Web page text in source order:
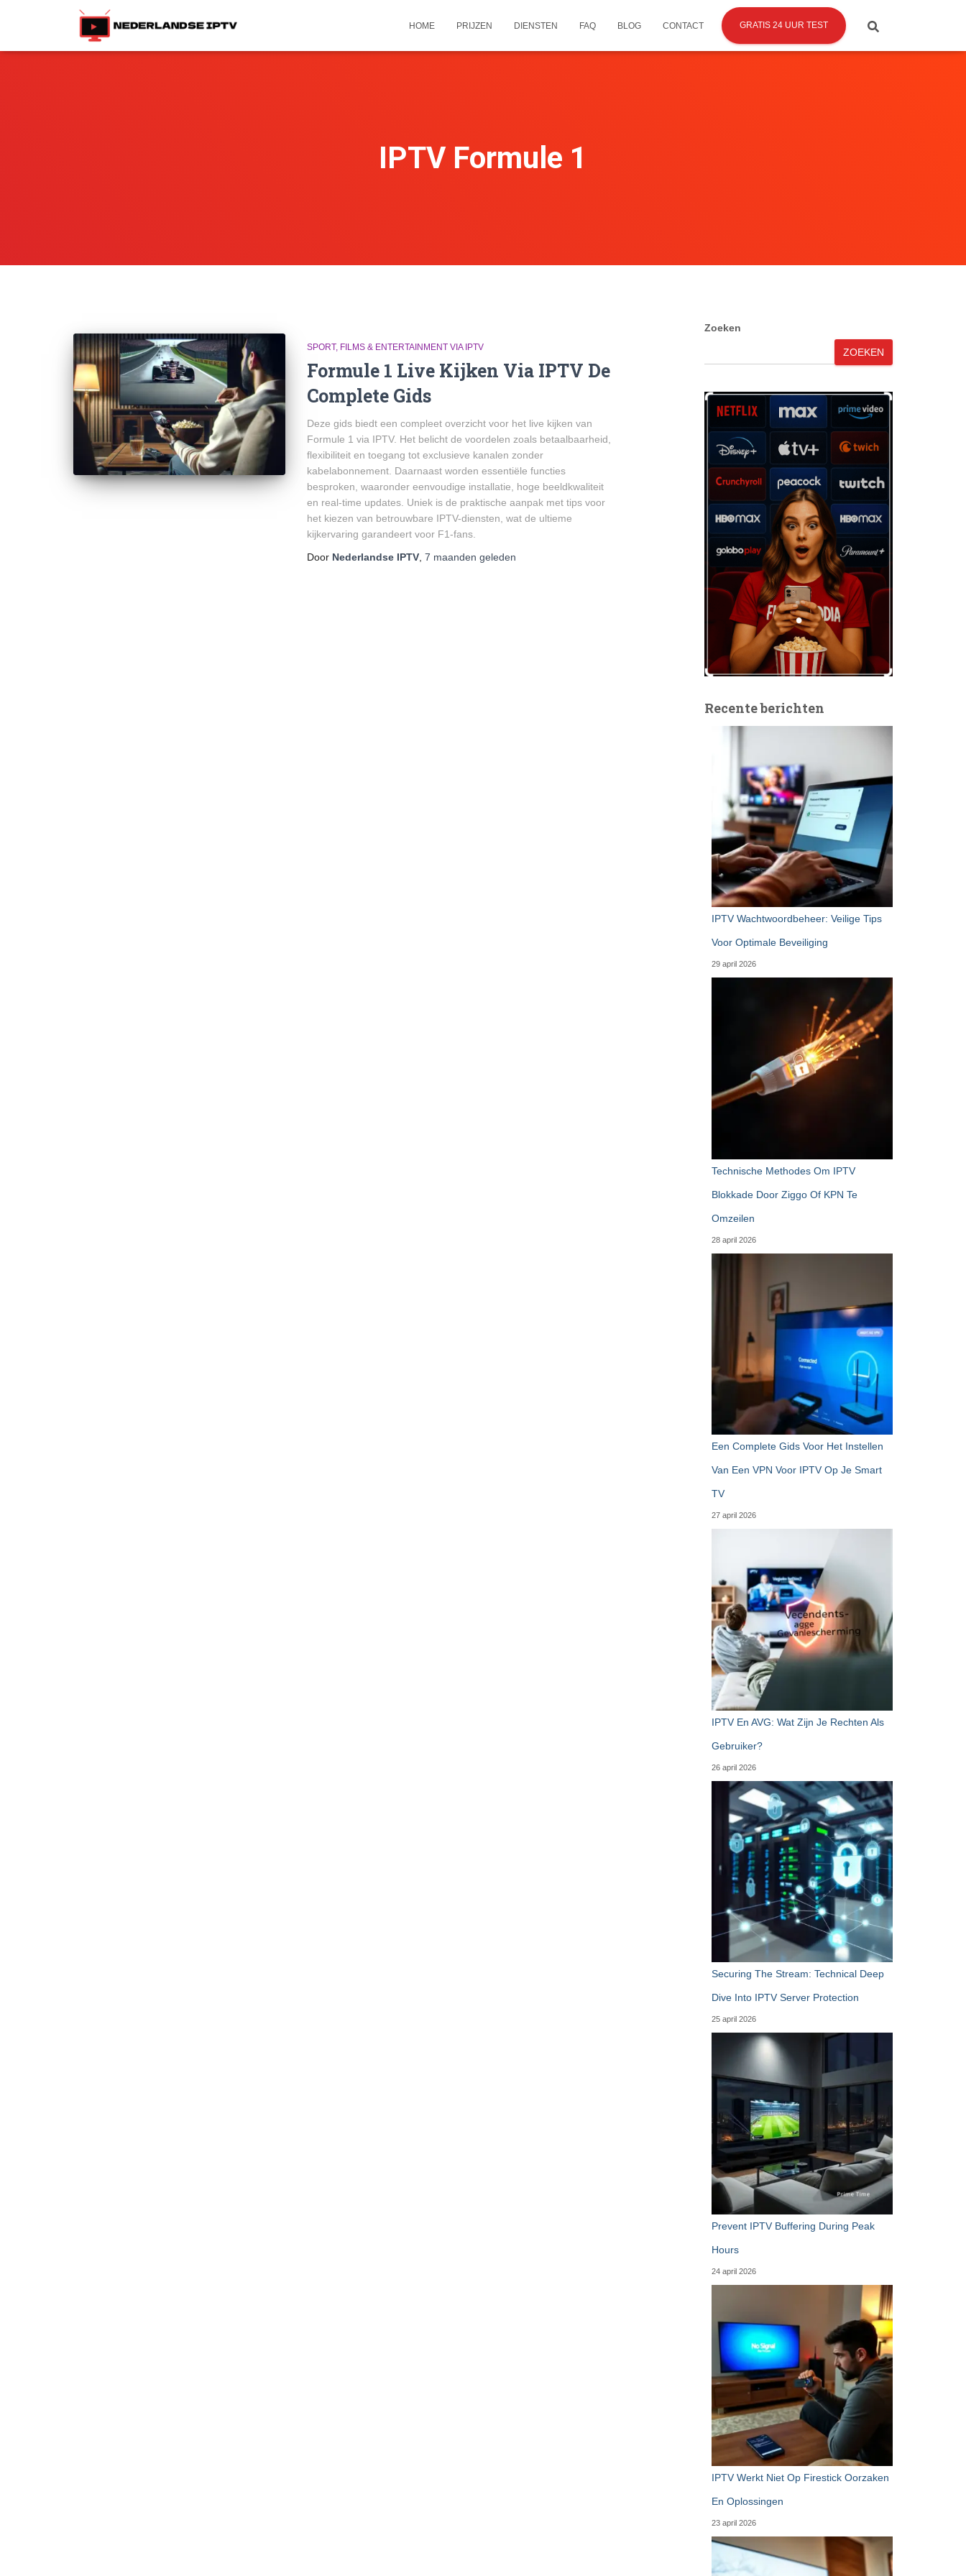
HOME PRIJZEN DIENSTEN FAQ BLOG CONTACT GRATIS 24 UUR TEST
IPTV Formule 1
SPORT, FILMS & ENTERTAINMENT VIA IPTV
Formule 1 Live Kijken Via IPTV De
Complete Gids
Deze gids biedt een compleet overzicht voor het live kijken van
Formule 1 via IPTV. Het belicht de voordelen zoals betaalbaarheid,
flexibiliteit en toegang tot exclusieve kanalen zonder
kabelabonnement. Daarnaast worden essentiële functies
besproken, waaronder eenvoudige installatie, hoge beeldkwaliteit
en real-time updates. Uniek is de praktische aanpak met tips voor
het kiezen van betrouwbare IPTV-diensten, wat de ultieme
kijkervaring garandeert voor F1-fans.
Door Nederlandse IPTV 7 maanden geleden
Zoeken
ZOEKEN
Recente berichten
IPTV Wachtwoordbeheer: Veilige Tips
Voor Optimale Beveiliging
29 april 2026
Technische Methodes Om IPTV
Blokkade Door Ziggo Of KPN Te
Omzeilen
28 april 2026
Een Complete Gids Voor Het Instellen
Van Een VPN Voor IPTV Op Je Smart
TV
27 april 2026
IPTV En AVG: Wat Zijn Je Rechten Als
Gebruiker?
26 april 2026
Securing The Stream: Technical Deep
Dive Into IPTV Server Protection
25 april 2026
Prevent IPTV Buffering During Peak
Hours
24 april 2026
IPTV Werkt Niet Op Firestick Oorzaken
En Oplossingen
23 april 2026